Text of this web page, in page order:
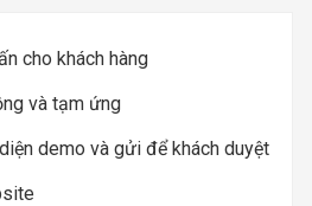
cho khách hàng
và tạm ứng
demo và gửi để khách duyệt